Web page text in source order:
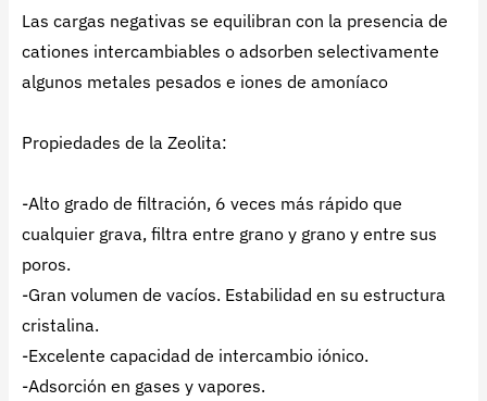
Las cargas negativas se equilibran con la presencia de
cationes intercambiables o adsorben selectivamente
algunos metales pesados e iones de amoníaco
Propiedades de la Zeolita:
-Alto grado de filtración, 6 veces más rápido que
cualquier grava, filtra entre grano y grano y entre sus
poros.
-Gran volumen de vacíos. Estabilidad en su estructura
cristalina.
-Excelente capacidad de intercambio iónico.
-Adsorción en gases y vapores.